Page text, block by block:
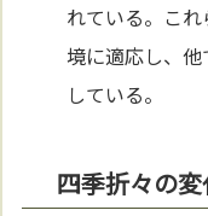
れている。これ
境に適応し、
している。
四季折々の